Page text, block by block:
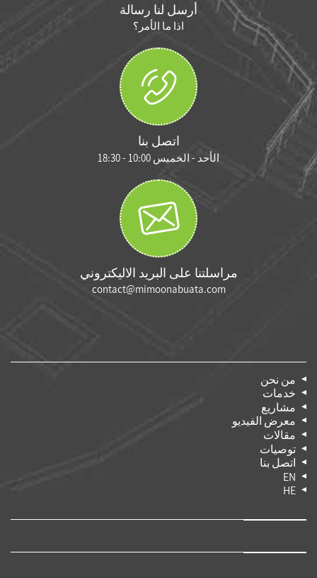
أرسل لنا رسالة
اذا ما الأمر؟
اتصل بنا
الأحد - الخميس 10:00 - 18:30
مراسلتنا على البريد الاليكتروني
contact@mimoonabuata.com
من نحن
خدمات
مشاريع
معرض الفيديو
مقالات
توصيات
اتصل بنا
EN
HE